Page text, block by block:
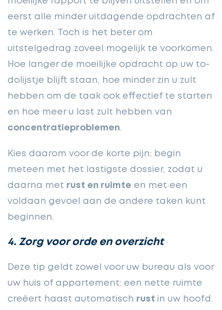
eerst alle minder uitdagende opdrachten af
te werken. Toch is het beter om
uitstelgedrag zoveel mogelijk te voorkomen.
Hoe langer de moeilijke opdracht op uw to-
dolijstje blijft staan, hoe minder zin u zult
hebben om de taak ook effectief te starten
en hoe meer u last zult hebben van
concentratieproblemen.
Kies daarom voor de korte pijn: begin
meteen met het lastigste dossier, zodat u
daarna met rust en ruimte en met een
voldaan gevoel aan de andere taken kunt
beginnen.
4. Zorg voor orde en overzicht
Deze tip geldt zowel voor uw bureau als voor
uw huis of appartement: een nette ruimte
creëert haast automatisch rust in uw hoofd.